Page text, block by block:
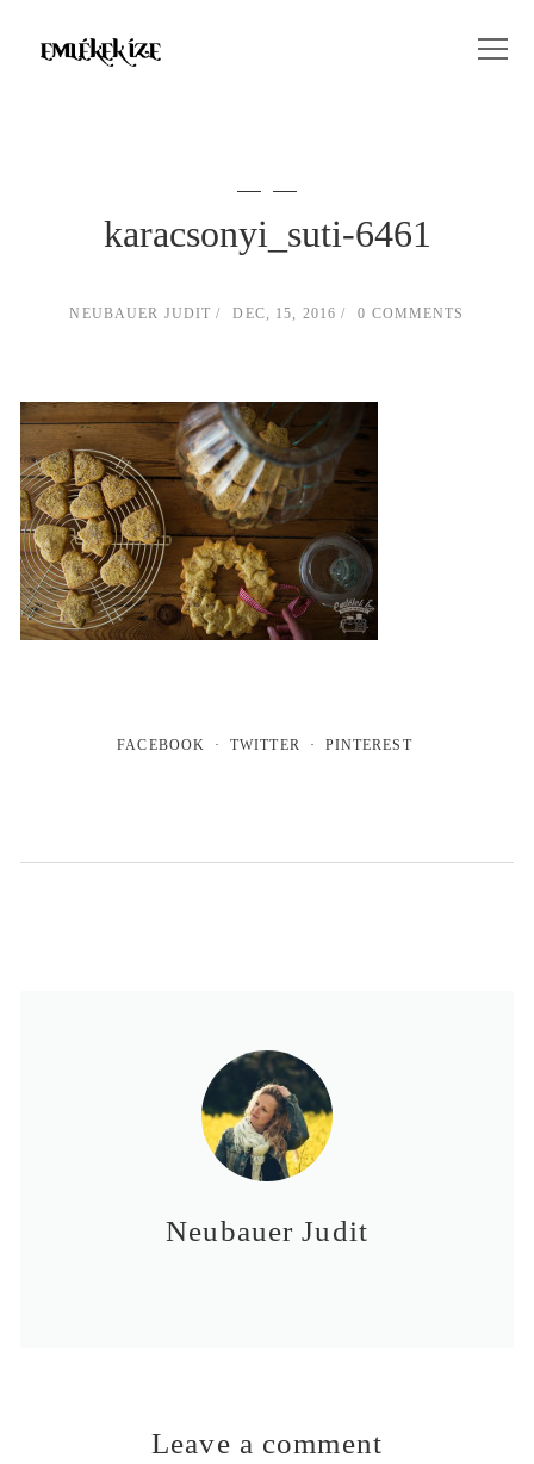
karacsonyi_suti-6461
NEUBAUER JUDIT DEC, 15, 2016 0 COMMENTS
FACEBOOK TWITTER PINTEREST
Neubauer Judit
Leave a comment